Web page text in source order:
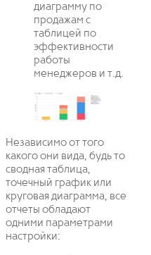
диаграмму по
продажам с
таблицей по
эффективности
работы
менеджеров и т.д.
Независимо от того
какого они вида, будь то
сводная таблица,
точечный график или
круговая диаграмма, все
отчеты обладают
одними параметрами
настройки: